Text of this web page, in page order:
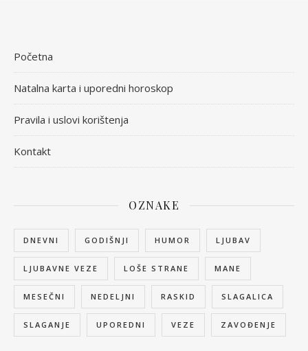
Početna
Natalna karta i uporedni horoskop
Pravila i uslovi korištenja
Kontakt
OZNAKE
DNEVNI GODIŠNJI HUMOR LJUBAV
LJUBAVNE VEZE LOŠE STRANE MANE
MESEČNI NEDELJNI RASKID SLAGALICA
SLAGANJE UPOREDNI VEZE ZAVOĐENJE